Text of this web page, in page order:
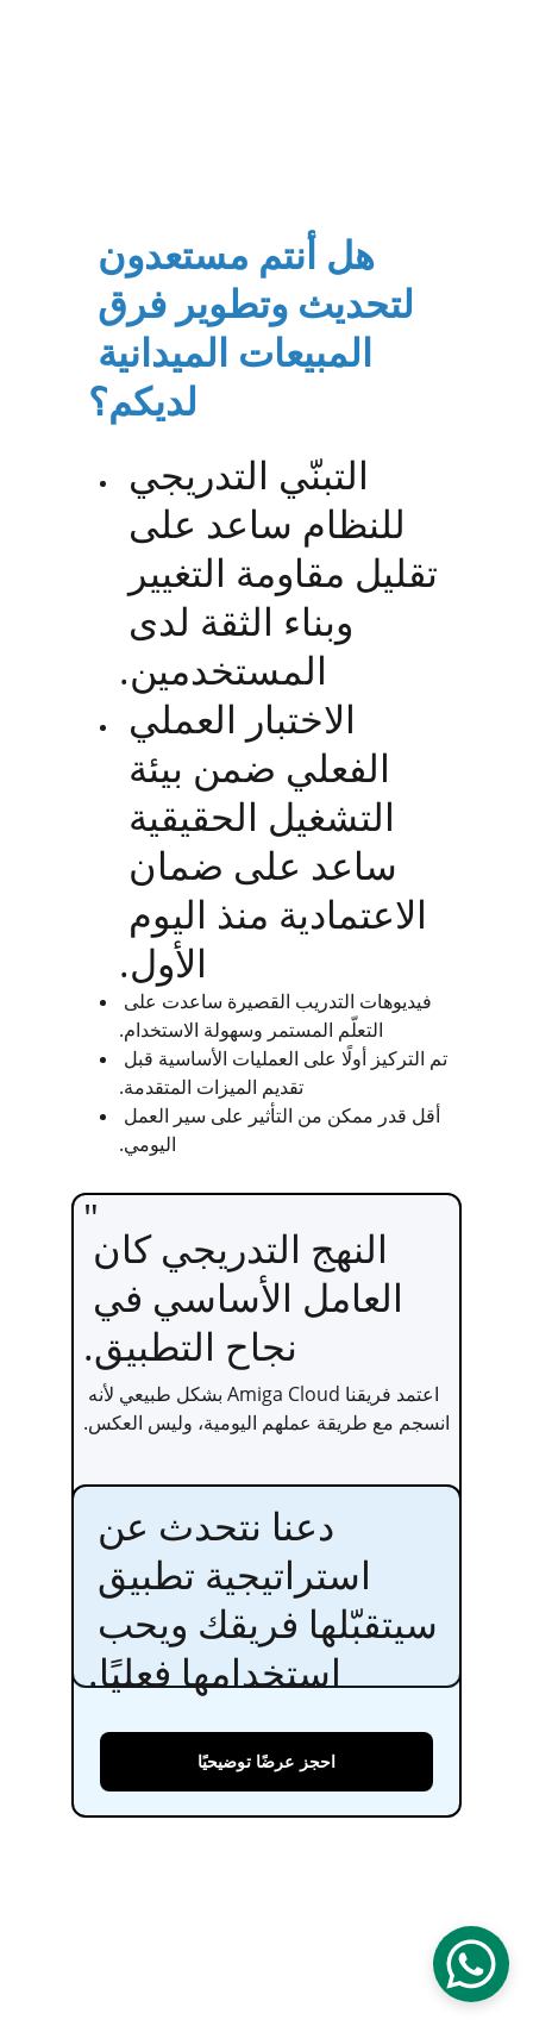
التبنّي التدريجي
للنظام ساعد على
تقليل مقاومة التغيير
وبناء الثقة لدى
المستخدمين.
الاختبار العملي
الفعلي ضمن بيئة
التشغيل الحقيقية
ساعد على ضمان
الاعتمادية منذ اليوم
الأول.
فيديوهات التدريب القصيرة ساعدت على
التعلّم المستمر وسهولة الاستخدام.
تم التركيز أولًا على العمليات الأساسية قبل
تقديم الميزات المتقدمة.
أقل قدر ممكن من التأثير على سير العمل
اليومي.
"
النهج التدريجي كان
العامل الأساسي في
نجاح التطبيق.
اعتمد فريقنا Amiga Cloud بشكل طبيعي لأنه
انسجم مع طريقة عملهم اليومية، وليس العكس.
هل أنتم مستعدون
لتحديث وتطوير فرق
المبيعات الميدانية
لديكم؟
دعنا نتحدث عن
استراتيجية تطبيق
سيتقبّلها فريقك ويحب
استخدامها فعليًا.
احجز عرضًا توضيحيًا